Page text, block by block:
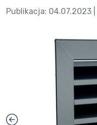
Publikacja: 04.07.2023